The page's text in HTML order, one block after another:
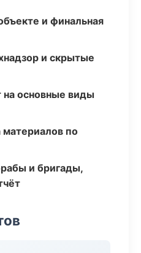
и финальная
и скрытые
на основные виды
материалов по
и бригады,